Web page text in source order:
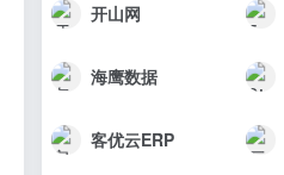
开山网
海鹰数据
客优云ERP